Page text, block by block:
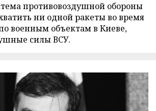
противовоздушной обороны
ни одной ракеты во время
военным объектам в Киеве,
силы ВСУ.